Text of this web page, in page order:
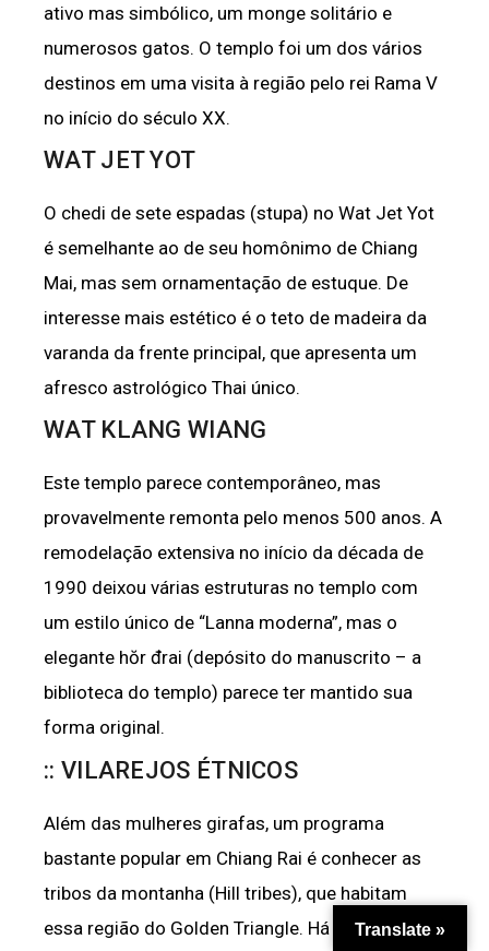
ativo mas simbólico, um monge solitário e
numerosos gatos. O templo foi um dos vários
destinos em uma visita à região pelo rei Rama V
no início do século XX.
WAT JET YOT
O chedi de sete espadas (stupa) no Wat Jet Yot
é semelhante ao de seu homônimo de Chiang
Mai, mas sem ornamentação de estuque. De
interesse mais estético é o teto de madeira da
varanda da frente principal, que apresenta um
afresco astrológico Thai único.
WAT KLANG WIANG
Este templo parece contemporâneo, mas
provavelmente remonta pelo menos 500 anos. A
remodelação extensiva no início da década de
1990 deixou várias estruturas no templo com
um estilo único de “Lanna moderna”, mas o
elegante hŏr đrai (depósito do manuscrito – a
biblioteca do templo) parece ter mantido sua
forma original.
:: VILAREJOS ÉTNICOS
Além das mulheres girafas, um programa
bastante popular em Chiang Rai é conhecer as
tribos da montanha (Hill tribes), que habitam
essa região do Golden Triangle. Há uma média
Translate »